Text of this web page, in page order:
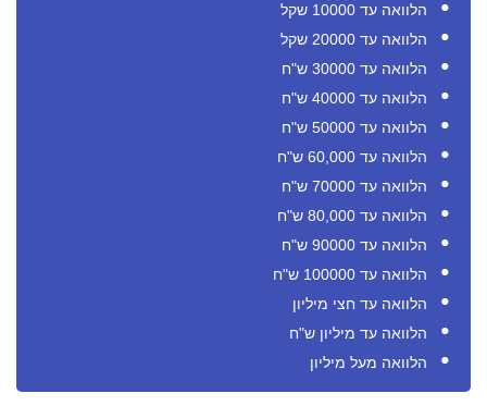
הלוואה עד 10000 שקל
הלוואה עד 20000 שקל
הלוואה עד 30000 ש"ח
הלוואה עד 40000 ש"ח
הלוואה עד 50000 ש"ח
הלוואה עד 60,000 ש"ח
הלוואה עד 70000 ש"ח
הלוואה עד 80,000 ש"ח
הלוואה עד 90000 ש"ח
הלוואה עד 100000 ש"ח
הלוואה עד חצי מיליון
הלוואה עד מיליון ש"ח
הלוואה מעל מיליון